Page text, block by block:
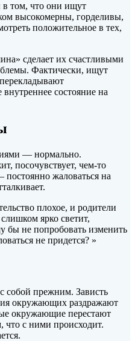
том, что они ищут
высокомерны, горделивы,
положительное в тех,
сделает их счастливыми
Фактически, ищут
внутреннее состояние на
— нормально.
посочувствует, чем-то
жаловаться на
плохое, и родители
ярко светит,
бы не попробовать изменить
не придется? »
собой прежним. Зависть
окружающих раздражают
окружающие перестают
что с ними происходит.